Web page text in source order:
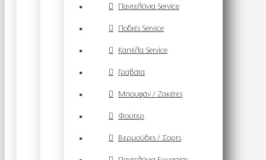
Παντελόνια Service
Ποδιές Service
Καπέλα Service
Γραβάτα
Μπουφάν / Ζακέτες
Φούτερ
Βερμούδες / Σορτς